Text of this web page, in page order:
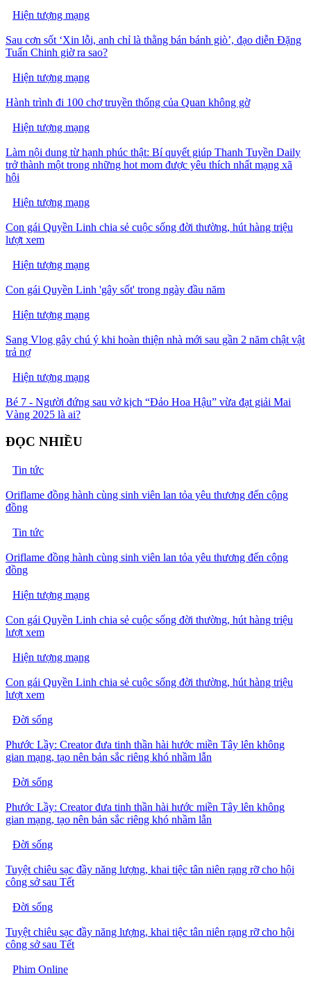
Hiện tượng mạng
Sau cơn sốt ‘Xin lỗi, anh chỉ là thằng bán bánh giò’, đạo diễn Đặng
Tuấn Chinh giờ ra sao?
Hiện tượng mạng
Hành trình đi 100 chợ truyền thống của Quan không gờ
Hiện tượng mạng
Làm nội dung từ hạnh phúc thật: Bí quyết giúp Thanh Tuyền Daily
trở thành một trong những hot mom được yêu thích nhất mạng xã
hội
Hiện tượng mạng
Con gái Quyền Linh chia sẻ cuộc sống đời thường, hút hàng triệu
lượt xem
Hiện tượng mạng
Con gái Quyền Linh 'gây sốt' trong ngày đầu năm
Hiện tượng mạng
Sang Vlog gây chú ý khi hoàn thiện nhà mới sau gần 2 năm chật vật
trả nợ
Hiện tượng mạng
Bé 7 - Người đứng sau vở kịch “Đảo Hoa Hậu” vừa đạt giải Mai
Vàng 2025 là ai?
ĐỌC NHIỀU
Tin tức
Oriflame đồng hành cùng sinh viên lan tỏa yêu thương đến cộng
đồng
Tin tức
Oriflame đồng hành cùng sinh viên lan tỏa yêu thương đến cộng
đồng
Hiện tượng mạng
Con gái Quyền Linh chia sẻ cuộc sống đời thường, hút hàng triệu
lượt xem
Hiện tượng mạng
Con gái Quyền Linh chia sẻ cuộc sống đời thường, hút hàng triệu
lượt xem
Đời sống
Phước Lầy: Creator đưa tinh thần hài hước miền Tây lên không
gian mạng, tạo nên bản sắc riêng khó nhầm lẫn
Đời sống
Phước Lầy: Creator đưa tinh thần hài hước miền Tây lên không
gian mạng, tạo nên bản sắc riêng khó nhầm lẫn
Đời sống
Tuyệt chiêu sạc đầy năng lượng, khai tiệc tân niên rạng rỡ cho hội
công sở sau Tết
Đời sống
Tuyệt chiêu sạc đầy năng lượng, khai tiệc tân niên rạng rỡ cho hội
công sở sau Tết
Phim Online